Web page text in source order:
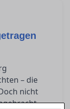
– die
nicht